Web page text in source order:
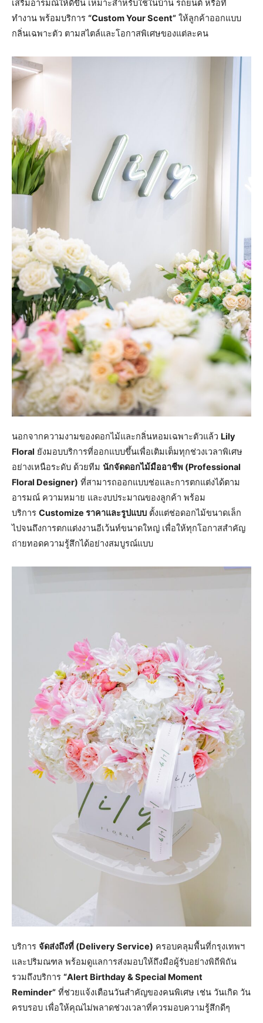
เสริมอารมณ์ให้ดีขึ้น เหมาะสำหรับใช้ในบ้าน รถยนต์ หรือที่
ทำงาน พร้อมบริการ “Custom Your Scent” ให้ลูกค้าออกแบบ
กลิ่นเฉพาะตัว ตามสไตล์และโอกาสพิเศษของแต่ละคน
​นอกจากความงามของดอกไม้และกลิ่นหอมเฉพาะตัวแล้ว Lily
Floral ยังมอบบริการที่ออกแบบขึ้นเพื่อเติมเต็มทุกช่วงเวลาพิเศษ
อย่างเหนือระดับ ด้วยทีม นักจัดดอกไม้มืออาชีพ (Professional
Floral Designer) ที่สามารถออกแบบช่อและการตกแต่งได้ตาม
อารมณ์ ความหมาย และงบประมาณของลูกค้า พร้อม
บริการ Customize ราคาและรูปแบบ ตั้งแต่ช่อดอกไม้ขนาดเล็ก
ไปจนถึงการตกแต่งงานอีเว้นท์ขนาดใหญ่ เพื่อให้ทุกโอกาสสำคัญ
ถ่ายทอดความรู้สึกได้อย่างสมบูรณ์แบบ
​บริการ จัดส่งถึงที่ (Delivery Service) ครอบคลุมพื้นที่กรุงเทพฯ
และปริมณฑล พร้อมดูแลการส่งมอบให้ถึงมือผู้รับอย่างพิถีพิถัน
รวมถึงบริการ “Alert Birthday & Special Moment
Reminder” ที่ช่วยแจ้งเตือนวันสำคัญของคนพิเศษ เช่น วันเกิด วัน
ครบรอบ เพื่อให้คุณไม่พลาดช่วงเวลาที่ควรมอบความรู้สึกดีๆ